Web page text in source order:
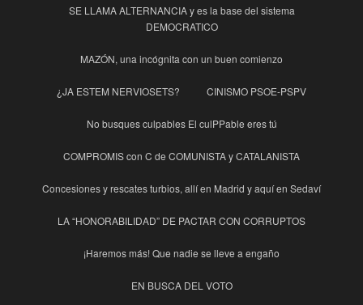
SE LLAMA ALTERNANCIA y es la base del sistema
DEMOCRATICO
MAZÓN, una incógnita con un buen comienzo
¿JA ESTEM NERVIOSETS? CINISMO PSOE-PSPV
No busques culpables El culPPable eres tú
COMPROMIS con C de COMUNISTA y CATALANISTA
Concesiones y rescates turbios, allí en Madrid y aquí en Sedaví
LA “HONORABILIDAD” DE PACTAR CON CORRUPTOS
¡Haremos más! Que nadie se lleve a engaño
EN BUSCA DEL VOTO